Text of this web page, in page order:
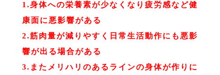
1.身体への栄養素が少なくなり疲労感など健
康面に悪影響がある
2.筋肉量が減りやすく日常生活動作にも悪影
響が出る場合がある
3.またメリハリのあるラインの身体が作りに